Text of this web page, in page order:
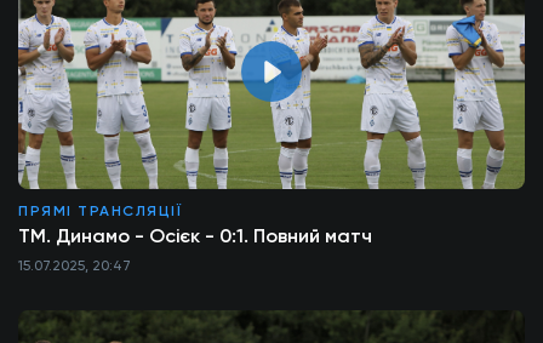
ПРЯМІ ТРАНСЛЯЦІЇ
ТМ. Динамо - Осієк - 0:1. Повний матч
15.07.2025, 20:47